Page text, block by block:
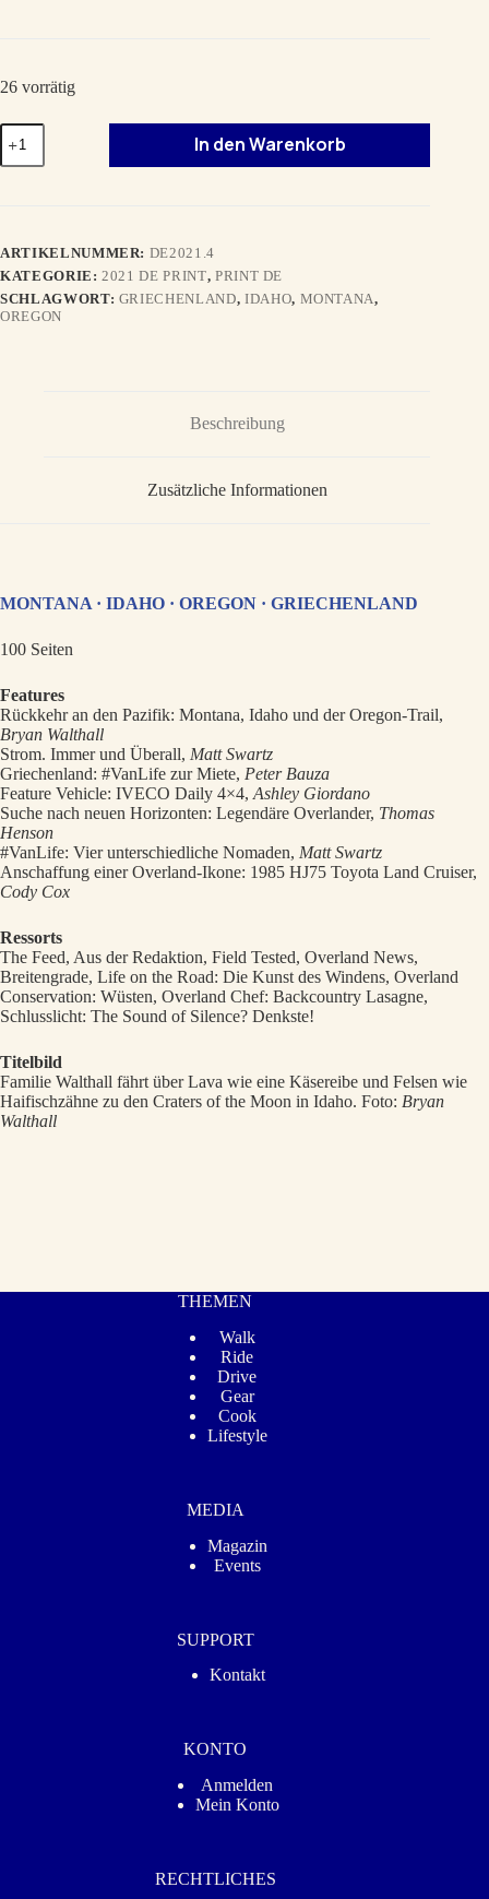
26 vorrätig
HERBST
2021
DE
In den Warenkorb
ARTIKELNUMMER: DE2021.4
KATEGORIE: 2021 DE PRINT, PRINT DE
SCHLAGWORT: GRIECHENLAND, IDAHO, MONTANA,
OREGON
Beschreibung
Zusätzliche Informationen
MONTANA · IDAHO · OREGON · GRIECHENLAND
100 Seiten
Features
Rückkehr an den Pazifik: Montana, Idaho und der Oregon-Trail,
Bryan Walthall
Strom. Immer und Überall, Matt Swartz
Griechenland: #VanLife zur Miete, Peter Bauza
Feature Vehicle: IVECO Daily 4×4, Ashley Giordano
Suche nach neuen Horizonten: Legendäre Overlander, Thomas
Henson
#VanLife: Vier unterschiedliche Nomaden, Matt Swartz
Anschaffung einer Overland-Ikone: 1985 HJ75 Toyota Land Cruiser,
Cody Cox
Ressorts
The Feed, Aus der Redaktion, Field Tested, Overland News,
Breitengrade, Life on the Road: Die Kunst des Windens, Overland
Conservation: Wüsten, Overland Chef: Backcountry Lasagne,
Schlusslicht: The Sound of Silence? Denkste!
Titelbild
Familie Walthall fährt über Lava wie eine Käsereibe und Felsen wie
Haifischzähne zu den Craters of the Moon in Idaho. Foto: Bryan
Walthall
THEMEN
Walk
Ride
Drive
Gear
Cook
Lifestyle
MEDIA
Magazin
Events
SUPPORT
Kontakt
KONTO
Anmelden
Mein Konto
RECHTLICHES